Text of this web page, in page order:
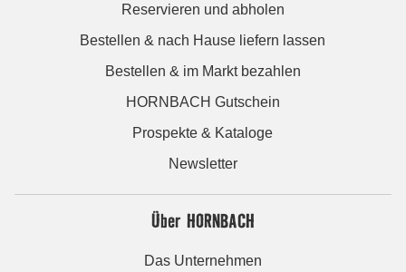
Reservieren und abholen
Bestellen & nach Hause liefern lassen
Bestellen & im Markt bezahlen
HORNBACH Gutschein
Prospekte & Kataloge
Newsletter
Über HORNBACH
Das Unternehmen